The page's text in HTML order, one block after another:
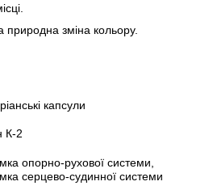
зміна кольору.
капсули
К-2
опорно-рухової системи,
серцево-судинної системи